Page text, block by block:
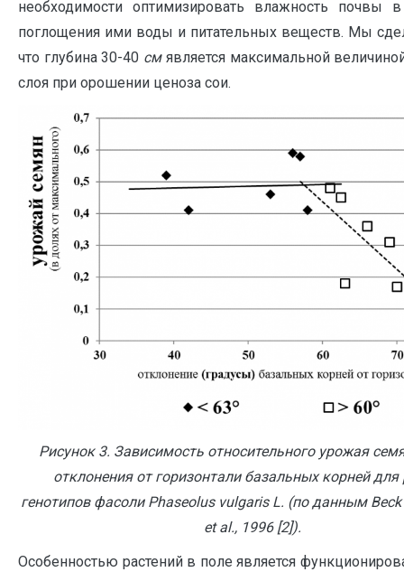
необходимости оптимизировать влажность почвы в
поглощения ими воды и питательных веществ. Мы
что глубина 30-40 смявляется максимальной
слоя при орошении ценоза сои.
Рисунок 3. Зависимость относительного урожая
отклонения от горизонтали базальных корней для
генотипов фасоли Phaseolus vulgaris L. (по данным Beck
et al., 1996 [2]).
Особенностью растений в поле является